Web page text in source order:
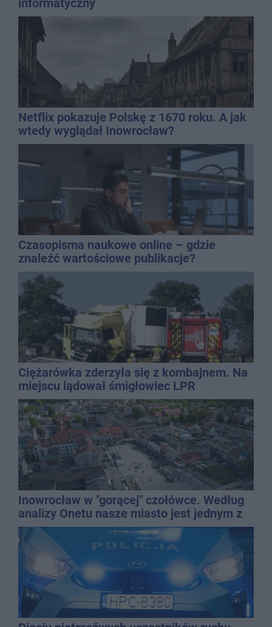
informatyczny
Netflix pokazuje Polskę z 1670 roku. A jak
wtedy wyglądał Inowrocław?
Czasopisma naukowe online – gdzie
znaleźć wartościowe publikacje?
Ciężarówka zderzyła się z kombajnem. Na
miejscu lądował śmigłowiec LPR
Inowrocław w "gorącej" czołówce. Według
analizy Onetu nasze miasto jest jednym z
najbardziej narażonych na upały